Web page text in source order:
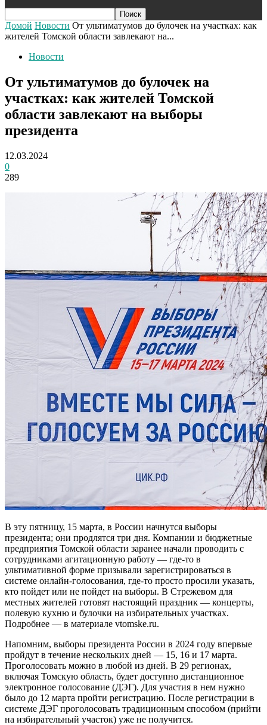
Домой Новости От ультиматумов до булочек на участках: как
жителей Томской области завлекают на...
Новости
От ультиматумов до булочек на
участках: как жителей Томской
области завлекают на выборы
президента
12.03.2024
0
289
В эту пятницу, 15 марта, в России начнутся выборы
президента; они продлятся три дня. Компании и бюджетные
предприятия Томской области заранее начали проводить с
сотрудниками агитационную работу — где-то в
ультимативной форме призывали зарегистрироваться в
системе онлайн-голосования, где-то просто просили указать,
кто пойдет или не пойдет на выборы. В Стрежевом для
местных жителей готовят настоящий праздник — концерты,
полевую кухню и булочки на избирательных участках.
Подробнее — в материале vtomske.ru.
Напомним, выборы президента России в 2024 году впервые
пройдут в течение нескольких дней — 15, 16 и 17 марта.
Проголосовать можно в любой из дней. В 29 регионах,
включая Томскую область, будет доступно дистанционное
электронное голосование (ДЭГ). Для участия в нем нужно
было до 12 марта пройти регистрацию. После регистрации в
системе ДЭГ проголосовать традиционным способом (прийти
на избирательный участок) уже не получится.